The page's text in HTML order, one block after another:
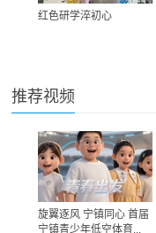
红色研学淬初心
推荐视频
旋翼逐风 宁镇同心 首届
宁镇青少年低空体育...